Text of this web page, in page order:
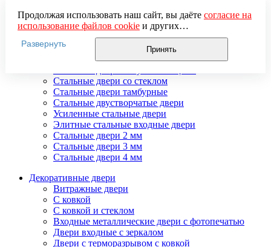
Стальные двери мдф
Стальные двери с зеркалом
Стальные двери с ковкой
Стальные двери с порошковым напылением
Стальные двери с терморазрывом
Стальные двери со стеклом
Стальные двери тамбурные
Стальные двустворчатые двери
Усиленные стальные двери
Элитные стальные входные двери
Стальные двери 2 мм
Стальные двери 3 мм
Стальные двери 4 мм
Декоративные двери
Витражные двери
С ковкой
С ковкой и стеклом
Входные металлические двери с фотопечатью
Двери входные с зеркалом
Двери с терморазрывом с ковкой
Продолжая использовать наш сайт, вы даёте согласие на
использование файлов cookieи других
пользовательских данных (включая IP-адрес, сведения о
местоположении, устройстве, действиях на сайте и т. п.)
для функционирования сайта, проведения
использования систем аналитики (например,
Яндекс.Метрика), в соответствии с нашей
обработки персональных данных.
Если вы не хотите, чтобы ваши данные обрабатывались,
настройте ограничения в браузере или покиньте сайт.
Развернуть
Принять